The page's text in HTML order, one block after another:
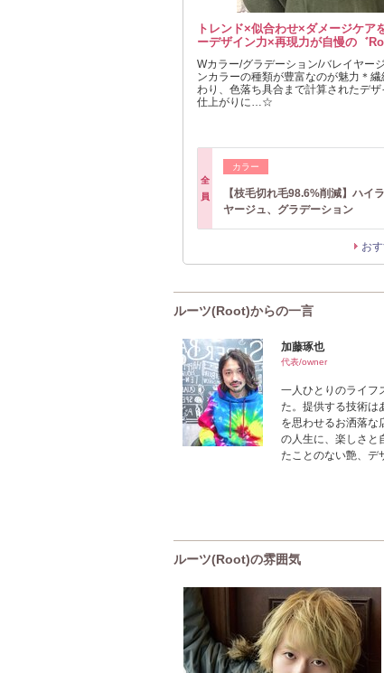
トレンド×似合わせ×ダメージケ
ーデザイン力×再現力が自慢の゛
Wカラー/グラデーション/バレイヤー
ンカラーの種類が豊富なのが魅力＊
わり、色落ち具合まで計算されたデ
仕上がりに…☆
全
員
カラー
【枝毛切れ毛98.6%削減】ハイ
ヤージュ、グラデーション
お
ルーツ(Root)からの一言
加藤琢也
代表/
一人ひとりのライフ
た。提供する技術は
を思わせるお洒落
の人生に、楽しさと
たことのない艶、デ
ルーツ(Root)の雰囲気